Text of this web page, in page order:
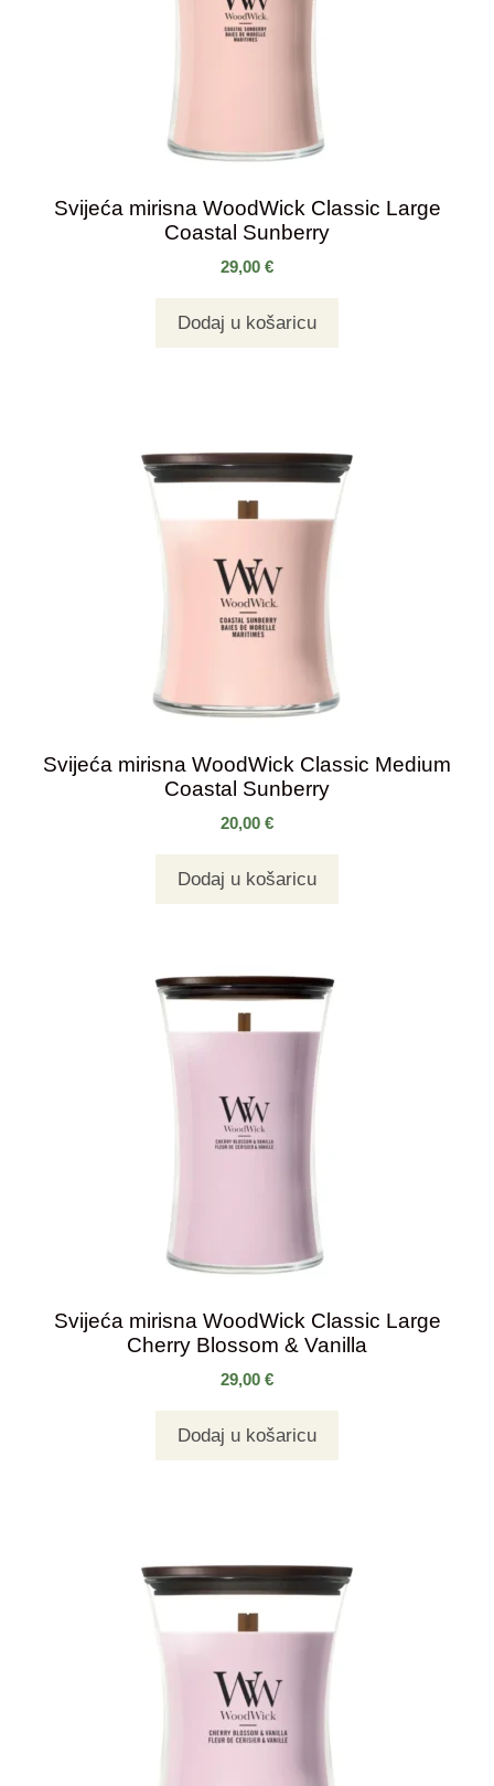
Svijeća mirisna WoodWick Classic Large
Coastal Sunberry
29,00 €
Dodaj u košaricu
Svijeća mirisna WoodWick Classic Medium
Coastal Sunberry
20,00 €
Dodaj u košaricu
Svijeća mirisna WoodWick Classic Large
Cherry Blossom & Vanilla
29,00 €
Dodaj u košaricu